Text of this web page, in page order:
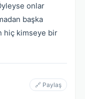
onlar
başka
hiç kimseye bir
🔗 Paylaş